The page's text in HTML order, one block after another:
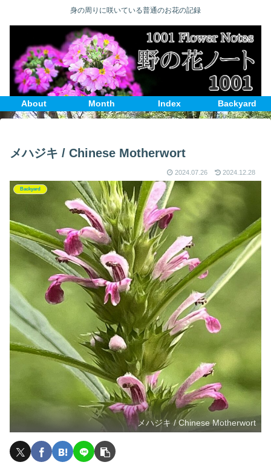
身の周りに咲いている普通のお花の記録
About Month Index Backyard
メハジキ / Chinese Motherwort
2024.07.26 2024.12.28
Backyard
メハジキ / Chinese Motherwort